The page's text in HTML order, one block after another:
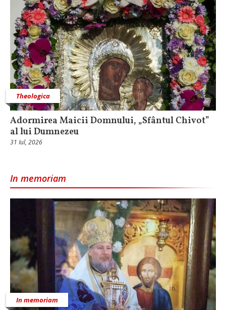
Theologica
Adormirea Maicii Domnului, „Sfântul Chivot”
al lui Dumnezeu
31 Iul, 2026
In memoriam
In memoriam